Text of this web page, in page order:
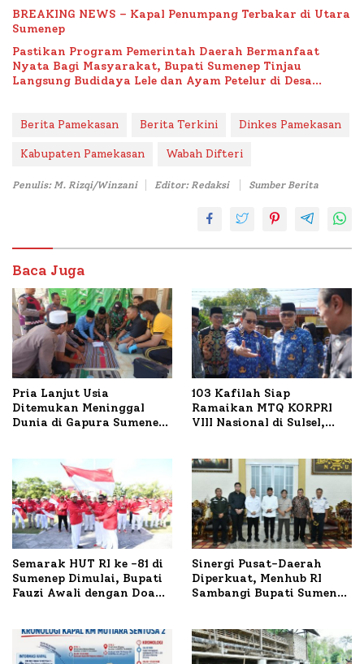
BREAKING NEWS – Kapal Penumpang Terbakar di Utara
Sumenep
Pastikan Program Pemerintah Daerah Bermanfaat
Nyata Bagi Masyarakat, Bupati Sumenep Tinjau
Langsung Budidaya Lele dan Ayam Petelur di Desa
Berita Pamekasan Berita Terkini Dinkes Pamekasan
Kabupaten Pamekasan Wabah Difteri
Penulis: M. Rizqi/Winzani Editor: Redaksi Sumber Berita
Baca Juga
Pria Lanjut Usia
Ditemukan Meninggal
Dunia di Gapura Sumenep,
103 Kafilah Siap
Ramaikan MTQ KORPRI
VIII Nasional di Sulsel,
Semarak HUT RI ke -81 di
Sumenep Dimulai, Bupati
Fauzi Awali dengan Doa
Sinergi Pusat-Daerah
Diperkuat, Menhub RI
Sambangi Bupati Sumenep